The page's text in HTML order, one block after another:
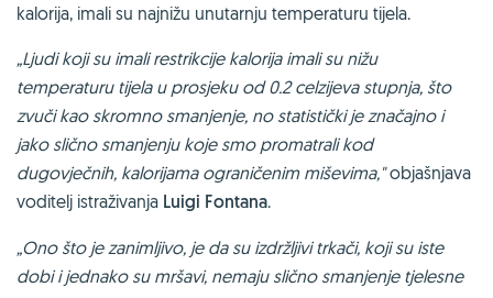
kalorija, imali su najnižu unutarnju temperaturu tijela.
„Ljudi koji su imali restrikcije kalorija imali su nižu
temperaturu tijela u prosjeku od 0.2 celzijeva stupnja, što
zvuči kao skromno smanjenje, no statistički je značajno i
jako slično smanjenju koje smo promatrali kod
dugovječnih, kalorijama ograničenim miševima,"objašnjava
voditelj istraživanja Luigi Fontana.
„Ono što je zanimljivo, je da su izdržljivi trkači, koji su iste
dobi i jednako su mršavi, nemaju slično smanjenje tjelesne